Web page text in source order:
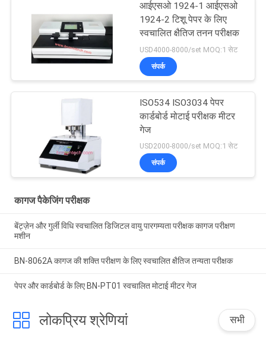
आईएसओ 1924-1 आईएसओ
1924-2 टिशू पेपर के लिए
स्वचालित क्षैतिज तनन परीक्षक
USD4000-8000/set MOQ:1 सेट
संपर्क
ISO534 ISO3034 पेपर
कार्डबोर्ड मोटाई परीक्षक मीटर
गेज
USD2000-8000/set MOQ:1 सेट
संपर्क
कागज पैकेजिंग परीक्षक
बेंट्ज़ेन और गुर्ली विधि स्वचालित डिजिटल वायु पारगम्यता परीक्षक कागज परीक्षण
मशीन
BN-8062A कागज की शक्ति परीक्षण के लिए स्वचालित क्षैतिज तन्यता परीक्षक
पेपर और कार्डबोर्ड के लिए BN-PT01 स्वचालित मोटाई मीटर गेज
लोकप्रिय श्रेणियां सभी